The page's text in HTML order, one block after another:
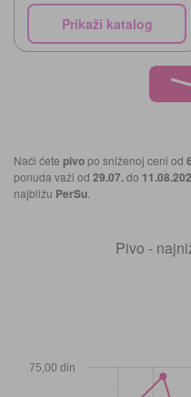
Prikaži katalog
Naći ćete pivopo sniženoj ceni od
ponuda važi od 29.07.do
najbližu PerSu
Pivo -
75,00 din